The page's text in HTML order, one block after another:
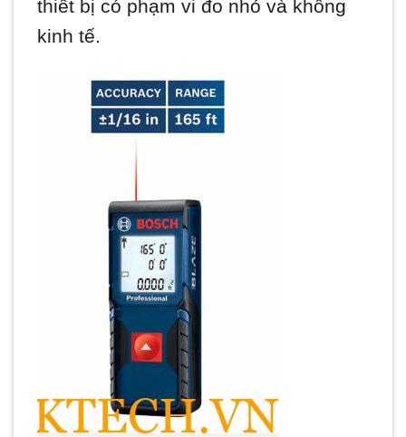
thiết bị có phạm vi đo nhỏ và không
kinh tế.